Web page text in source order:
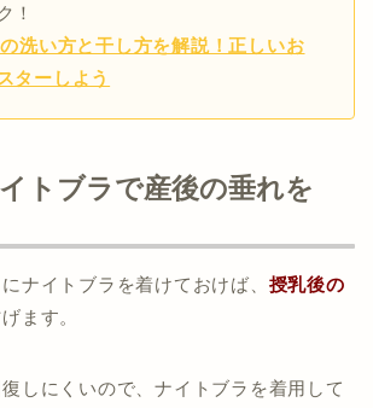
！
洗い方と干し方を解説！正しいお
ターしよう
トブラで産後の垂れを
ナイトブラを着けておけば、 授乳後の
ます。
しにくいので、ナイトブラを着用して